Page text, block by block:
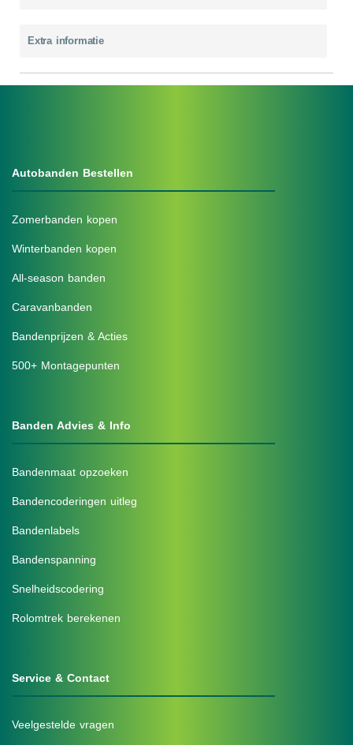
Extra informatie
Autobanden Bestellen
Zomerbanden kopen
Winterbanden kopen
All-season banden
Caravanbanden
Bandenprijzen & Acties
500+ Montagepunten
Banden Advies & Info
Bandenmaat opzoeken
Bandencoderingen uitleg
Bandenlabels
Bandenspanning
Snelheidscodering
Rolomtrek berekenen
Service & Contact
Veelgestelde vragen